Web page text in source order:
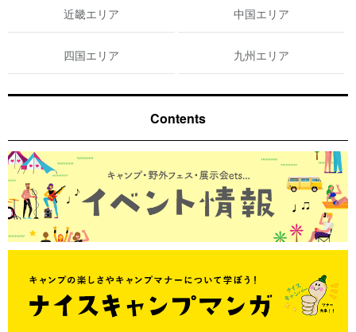
近畿エリア 中国エリア
四国エリア 九州エリア
Contents